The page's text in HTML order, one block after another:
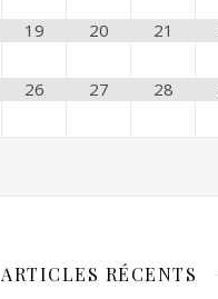
19 20 21
26 27 28
ARTICLES RÉCENTS